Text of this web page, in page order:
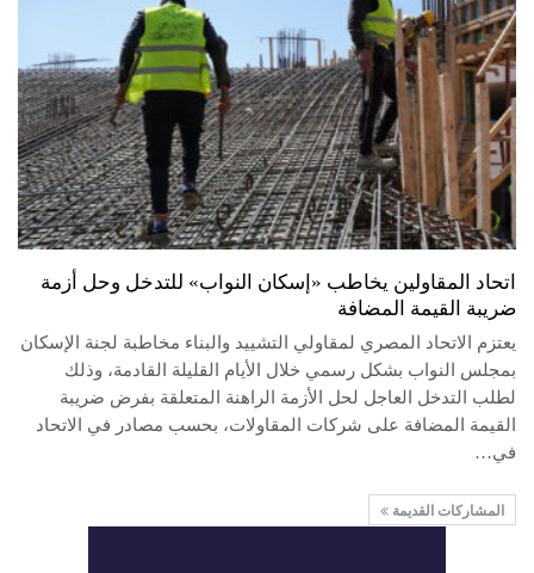
اتحاد المقاولين يخاطب «إسكان النواب» للتدخل وحل أزمة
ضريبة القيمة المضافة
يعتزم الاتحاد المصري لمقاولي التشييد والبناء مخاطبة لجنة الإسكان
بمجلس النواب بشكل رسمي خلال الأيام القليلة القادمة، وذلك
لطلب التدخل العاجل لحل الأزمة الراهنة المتعلقة بفرض ضريبة
القيمة المضافة على شركات المقاولات، بحسب مصادر في الاتحاد
في…
المشاركات القديمة